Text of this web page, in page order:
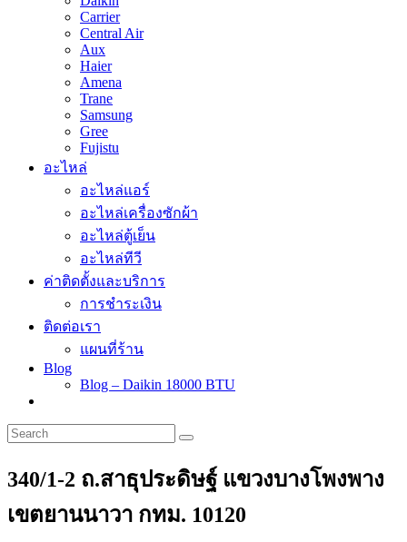
Carrier
Central Air
Aux
Haier
Amena
Trane
Samsung
Gree
Fujistu
อะไหล่
อะไหล่แอร์
อะไหล่เครื่องซักผ้า
อะไหล่ตู้เย็น
อะไหล่ทีวี
ค่าติดตั้งและบริการ
การชำระเงิน
ติดต่อเรา
แผนที่ร้าน
Blog
Blog – Daikin 18000 BTU
340/1-2 ถ.สาธุประดิษฐ์ แขวงบางโพงพาง
เขตยานนาวา กทม. 10120